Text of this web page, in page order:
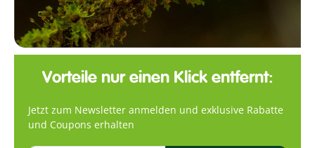
Vorteile nur einen Klick entfernt:
Jetzt zum Newsletter anmelden und exklusive Rabatte
und Coupons erhalten